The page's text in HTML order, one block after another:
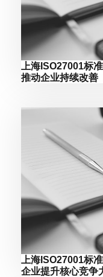
上海ISO27001标
推动企业持续改善
上海ISO27001标
企业提升核心竞争